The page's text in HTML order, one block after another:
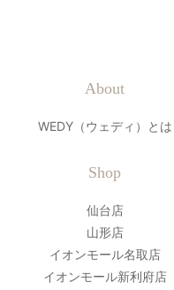
About
WEDY（ウェディ）とは
Shop
仙台店
山形店
イオンモール名取店
イオンモール新利府店